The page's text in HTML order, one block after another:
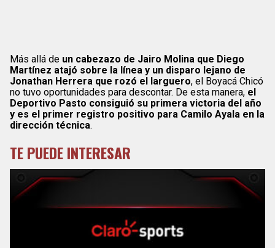
Más allá de un cabezazo de Jairo Molina que Diego
Martínez atajó sobre la línea y un disparo lejano de
Jonathan Herrera que rozó el larguero, el Boyacá Chicó
no tuvo oportunidades para descontar. De esta manera, el
Deportivo Pasto consiguió su primera victoria del año
y es el primer registro positivo para Camilo Ayala en la
dirección técnica.
TE PUEDE INTERESAR